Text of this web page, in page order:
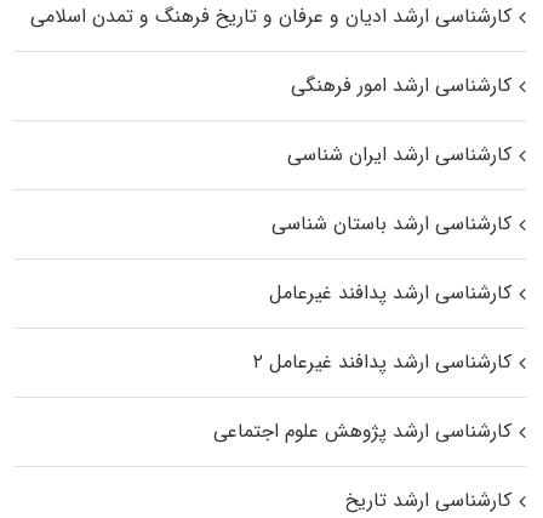
کارشناسی ارشد ادیان و عرفان و تاریخ فرهنگ و تمدن اسلامی
کارشناسی ارشد امور فرهنگی
کارشناسی ارشد ایران شناسی
کارشناسی ارشد باستان شناسی
کارشناسی ارشد پدافند غیرعامل
کارشناسی ارشد پدافند غیرعامل ۲
کارشناسی ارشد پژوهش علوم اجتماعی
کارشناسی ارشد تاریخ